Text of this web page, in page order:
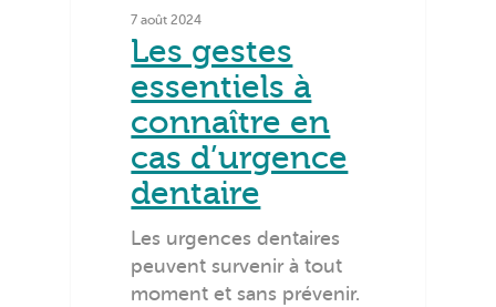
7 août 2024
Les gestes
essentiels à
connaître en
cas d’urgence
dentaire
Les urgences dentaires
peuvent survenir à tout
moment et sans prévenir.